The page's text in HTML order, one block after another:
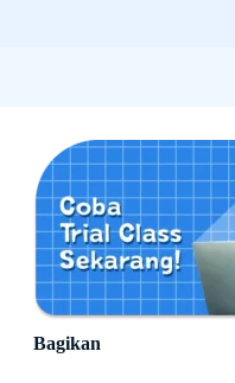
Bagikan